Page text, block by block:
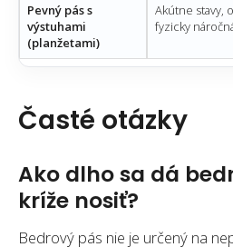
Pevný pás s
výstuhami
(planžetami)
Akútne stavy,
fyzicky
Časté otázky
Ako dlho sa dá
kríže nosiť?
Bedrový pás nie je určený na